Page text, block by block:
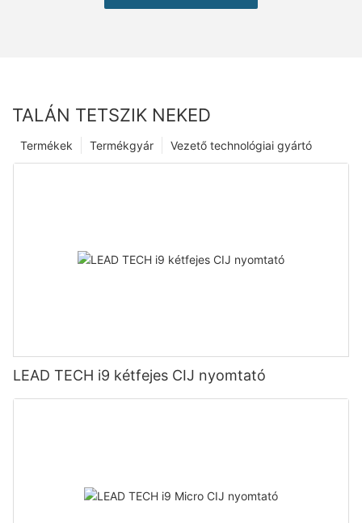
TALÁN TETSZIK NEKED
Vezető technológiai gyártó
Termékgyár
Termékek
LEAD TECH i9 kétfejes CIJ nyomtató